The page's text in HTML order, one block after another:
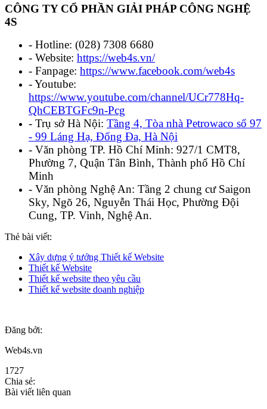
CÔNG TY CỔ PHẦN GIẢI PHÁP CÔNG NGHỆ
4S
- Hotline: (028) 7308 6680
- Website: https://web4s.vn/
- Fanpage: https://www.facebook.com/web4s
- Youtube:
https://www.youtube.com/channel/UCr778Hq-
QhCEBTGFc9n-Pcg
- Trụ sở Hà Nội: Tầng 4, Tòa nhà Petrowaco số 97
- 99 Láng Hạ, Đống Đa, Hà Nội
- Văn phòng TP. Hồ Chí Minh: 927/1 CMT8,
Phường 7, Quận Tân Bình, Thành phố Hồ Chí
Minh
- Văn phòng Nghệ An: Tầng 2 chung cư Saigon
Sky, Ngõ 26, Nguyễn Thái Học, Phường Đội
Cung, TP. Vinh, Nghệ An.
Thẻ bài viết:
Xây dựng ý tưởng Thiết kế Website
Thiết kế Website
Thiết kế website theo yêu cầu
Thiết kế website doanh nghiệp
Đăng bởi:
Web4s.vn
1727
Chia sẻ:
Bài viết liên quan